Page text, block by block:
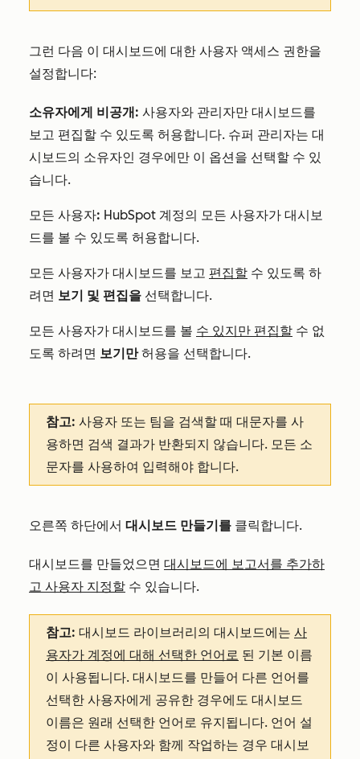
그런 다음 이 대시보드에 대한 사용자 액세스 권한을
설정합니다:
소유자에게 비공개: 사용자와 관리자만 대시보드를
보고 편집할 수 있도록 허용합니다. 슈퍼 관리자는 대
시보드의 소유자인 경우에만 이 옵션을 선택할 수 있
습니다.
모든 사용자: HubSpot 계정의 모든 사용자가 대시보
드를 볼 수 있도록 허용합니다.
모든 사용자가 대시보드를 보고 편집할 수 있도록 하
려면 보기 및 편집을 선택합니다.
모든 사용자가 대시보드를 볼 수 있지만 편집할 수 없
도록 하려면 보기만허용을 선택합니다.
참고: 사용자 또는 팀을 검색할 때 대문자를 사
용하면 검색 결과가 반환되지 않습니다. 모든 소
문자를 사용하여 입력해야 합니다.
오른쪽 하단에서 대시보드 만들기를 클릭합니다.
대시보드를 만들었으면 대시보드에 보고서를 추가하
고 사용자 지정할 수 있습니다.
참고: 대시보드 라이브러리의 대시보드에는 사
용자가 계정에 대해 선택한 언어로 된 기본 이름
이 사용됩니다. 대시보드를 만들어 다른 언어를
선택한 사용자에게 공유한 경우에도 대시보드
이름은 원래 선택한 언어로 유지됩니다. 언어 설
정이 다른 사용자와 함께 작업하는 경우 대시보